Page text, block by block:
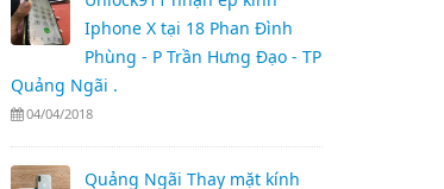
Iphone X tại 18 Phan Đình
Phùng - P Trần Hưng Đạo - TP
Quảng Ngãi .
04/04/2018
Quảng Ngãi Thay mặt kính